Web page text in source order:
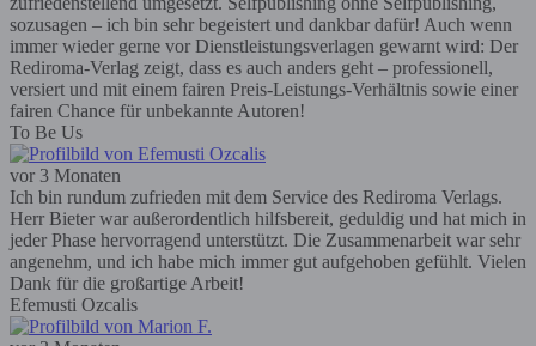
sozusagen – ich bin sehr begeistert und dankbar dafür! Auch wenn
immer wieder gerne vor Dienstleistungsverlagen gewarnt wird: Der
Rediroma-Verlag zeigt, dass es auch anders geht – professionell,
versiert und mit einem fairen Preis-Leistungs-Verhältnis sowie einer
fairen Chance für unbekannte Autoren!
To Be Us
vor 3 Monaten
Ich bin rundum zufrieden mit dem Service des Rediroma Verlags.
Herr Bieter war außerordentlich hilfsbereit, geduldig und hat mich in
jeder Phase hervorragend unterstützt. Die Zusammenarbeit war sehr
angenehm, und ich habe mich immer gut aufgehoben gefühlt. Vielen
Dank für die großartige Arbeit!
Efemusti Ozcalis